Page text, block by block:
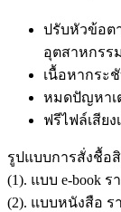
ปรับหัวข้อต
อุตสาหกรรม
เนื้อหากระ
หมดปัญหาเ
ฟรีไฟล์เสีย
รูปแบบการสั่งชื้อ
(1). แบบ e-book
(2). แบบหนังสือ ร